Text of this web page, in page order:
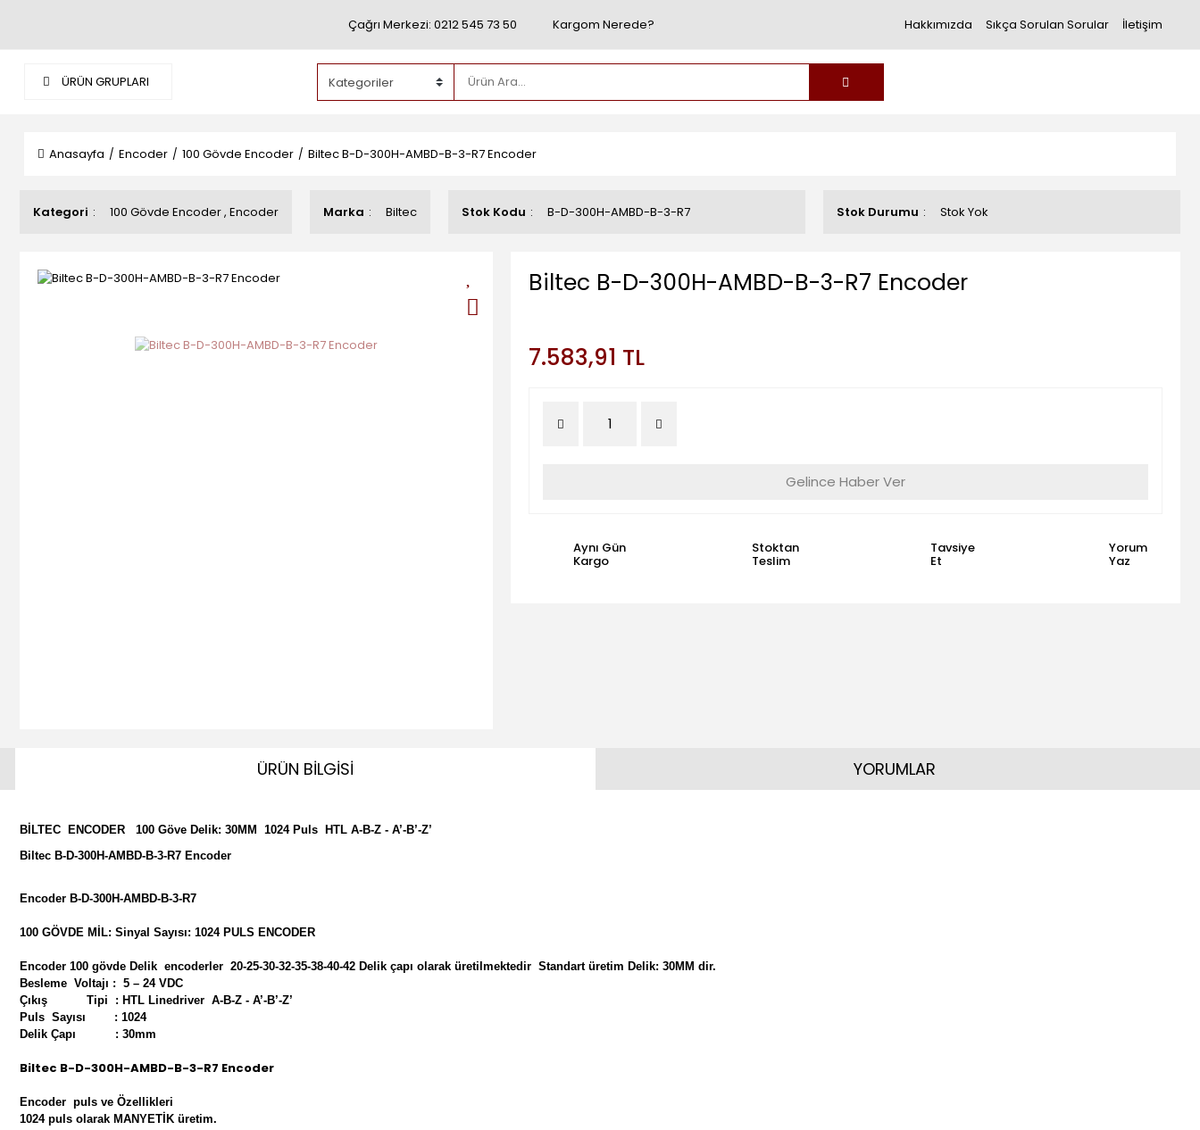
Çağrı Merkezi: 0212 545 73 50 Kargom Nerede? Hakkımızda Sıkça Sorulan Sorular İletişim
ÜRÜN GRUPLARI
Anasayfa Encoder 100 Gövde Encoder Biltec B-D-300H-AMBD-B-3-R7 Encoder
Kategori 100 Gövde Encoder, Encoder Marka Biltec Stok Kodu B-D-300H-AMBD-B-3-R7 Stok Durumu Stok Yok
Biltec B-D-300H-AMBD-B-3-R7 Encoder
7.583,91 TL
Gelince Haber Ver
Aynı Gün
Kargo
Stoktan
Teslim
Tavsiye
Et
Yorum
Yaz
ÜRÜN BİLGİSİ
BİLTEC ENCODER 100 Göve Delik: 30MM 1024 Puls HTL A-B-Z - A’-B’-Z’
Biltec B-D-300H-AMBD-B-3-R7 Encoder
Encoder B-D-300H-AMBD-B-3-R7
100 GÖVDE MİL: Sinyal Sayısı: 1024 PULS ENCODER
Encoder 100 gövde Delik encoderler 20-25-30-32-35-38-40-42 Delik çapı olarak üretilmektedir Standart üretim Delik: 30MM dir.
Besleme Voltajı : 5 – 24 VDC
Çıkış Tipi : HTL Linedriver A-B-Z - A’-B’-Z’
Puls Sayısı : 1024
Delik Çapı : 30mm
Biltec B-D-300H-AMBD-B-3-R7 Encoder
Encoder puls ve Özellikleri
1024 puls olarak MANYETİK üretim.
YORUMLAR